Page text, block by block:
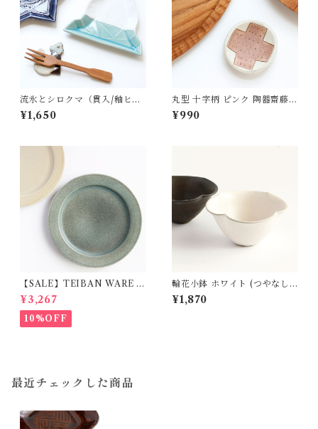
流氷とシロクマ（貫入/釉ヒビ
あり） 陶器 よしざわ窯 益子
¥1,650
丸型 十字柄 ピンク 陶器齋藤奈
月
¥990
【SALE】TEIBAN WARE リ
ムプレートL 淡青磁 陶器 明山
窯
¥3,267
10%OFF
輪花小鉢 ホワイト (つやなし)
陶器 石井菜摘
¥1,870
最近チェックした商品